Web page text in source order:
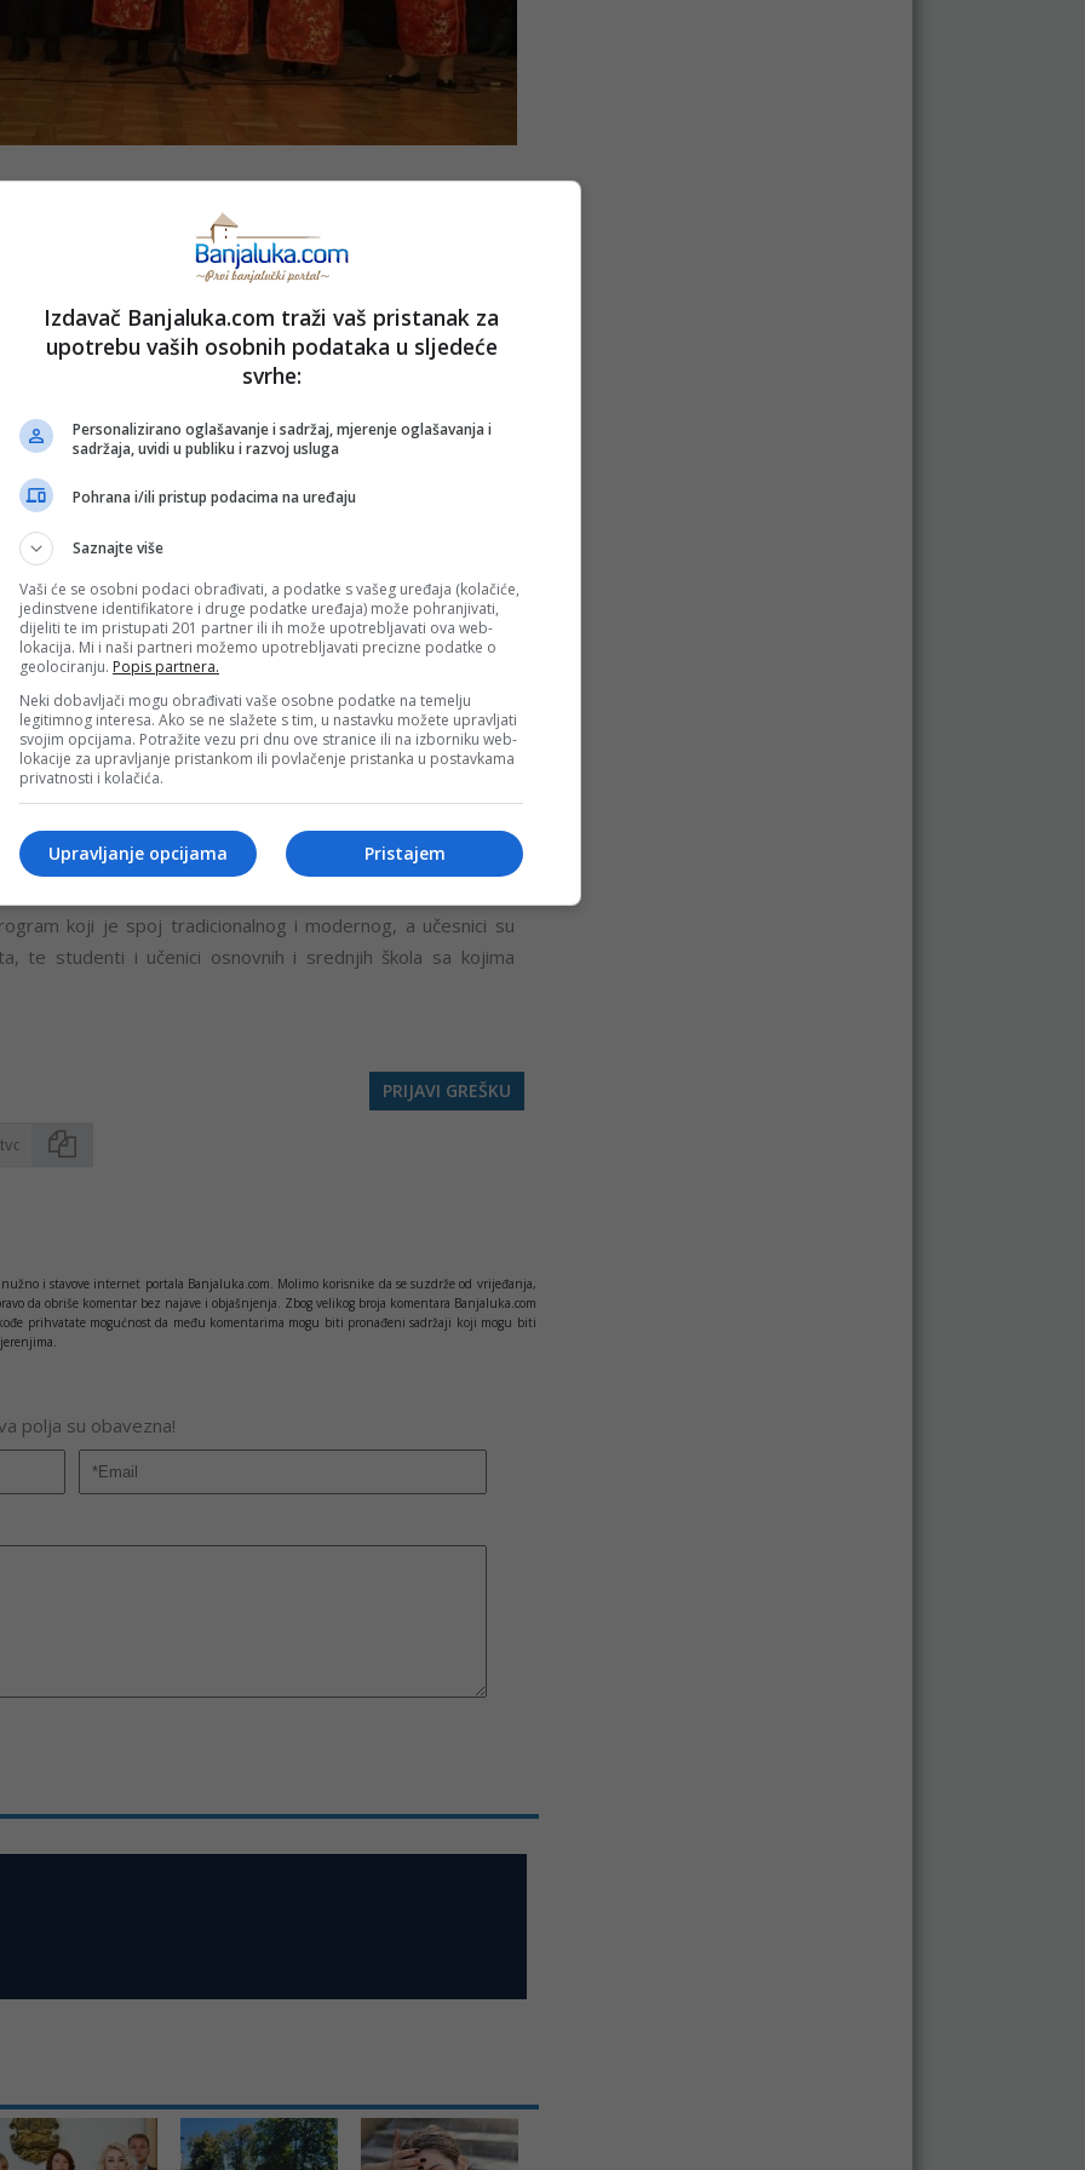
rekao je da Konfucijev institut prvi u Evropi po svojim
je i jedan od najmlađih. Istakao je da je institut imao puno
važno je naglasio izučavanje kineskog jezika.
se kultura, tradicija i običaji Kine i Srpske, a imao
kulture dva naroda.
smo otvaranje Konfucijeve učionice u Gimnaziji, a
program izučavanja kineskog jezika u okviru Filološkog
Vlade, resornog ministarstva, predsjednika
u Banjaluci.
Univerziteta u Banjaluci Gao Jang pojasnila je da se
u krugu porodice pri čemu se uživa u prazničkoj trpezi koju
na vrata i zidove ispisuju dobre želje za ukućane i da se u
novac.
će biti uspješna i da će donijeti bogatstvo, ali i ljubavi i
nova godina ili Praznik proljeća ove godine se obilježava
koji je spoj tradicionalnog i modernog, a učesnici su
te studenti i učenici osnovnih i srednjih škola sa kojima
PRIJAVI GREŠKU
i stavove internet portala Banjaluka.com. Molimo korisnike da se suzdrže od vrijeđanja,
da obriše komentar bez najave i objašnjenja. Zbog velikog broja komentara Banjaluka.com
prihvatate mogućnost da među komentarima mogu biti pronađeni sadržaji koji mogu biti
polja su obavezna!
Izdavač Banjaluka.com traži vaš pristanak za
upotrebu vaših osobnih podataka u sljedeće
svrhe:
Personalizirano oglašavanje i sadržaj, mjerenje oglašavanja i
sadržaja, uvidi u publiku i razvoj usluga
Pohrana i/ili pristup podacima na uređaju
Saznajte više
Vaši će se osobni podaci obrađivati, a podatke s vašeg uređaja (kolačiće,
jedinstvene identifikatore i druge podatke uređaja) može pohranjivati,
dijeliti te im pristupati 201 partner ili ih može upotrebljavati ova web-
lokacija. Mi i naši partneri možemo upotrebljavati precizne podatke o
geolociranju. Popis partnera.
Neki dobavljači mogu obrađivati vaše osobne podatke na temelju
legitimnog interesa. Ako se ne slažete s tim, u nastavku možete upravljati
svojim opcijama. Potražite vezu pri dnu ove stranice ili na izborniku web-
lokacije za upravljanje pristankom ili povlačenje pristanka u postavkama
privatnosti i kolačića.
Pristajem
Upravljanje opcijama